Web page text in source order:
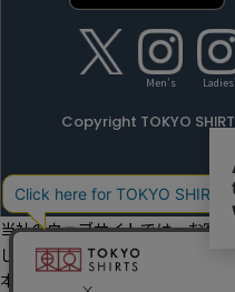
Men's Ladies'
Copyright TOKYO
当社のウェブサイトでは、お客
しています。
本ウェブサイトをこのままご利